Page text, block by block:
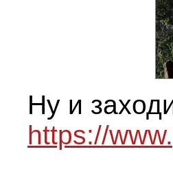
Ну и
https://